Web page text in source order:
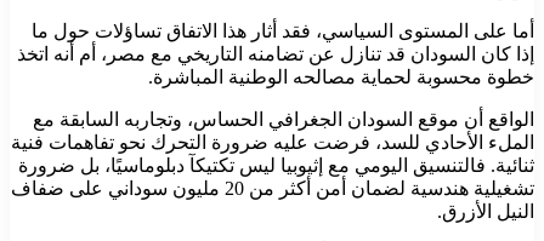
أما على المستوى السياسي، فقد أثار هذا الاتفاق تساؤلات حول ما
إذا كان السودان قد تنازل عن تضامنه التاريخي مع مصر، أم أنه اتخذ
خطوة محسوبة لحماية مصالحه الوطنية المباشرة.
الواقع أن موقع السودان الجغرافي الحساس، وتجاربه السابقة مع
الملء الأحادي للسد، فرضت عليه ضرورة التحرك نحو تفاهمات فنية
ثنائية. فالتنسيق اليومي مع إثيوبيا ليس تكتيكآ دبلوماسيًا، بل ضرورة
تشغيلية هندسية لضمان أمن أكثر من 20 مليون سوداني على ضفاف
النيل الأزرق.